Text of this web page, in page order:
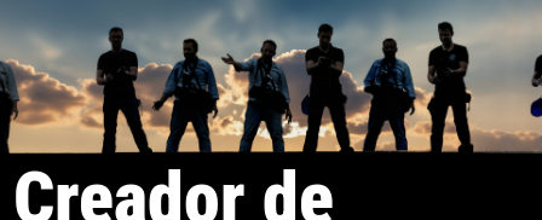
al
contenido
Creador de